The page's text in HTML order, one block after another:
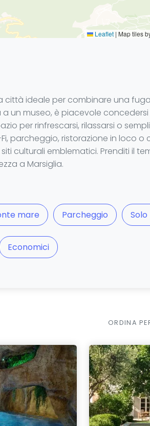
Leaflet | Map tiles
ideale per combinare una
un museo, è piacevole
per rinfrescarsi, rilassarsi o
parcheggio, ristorazione in loco
culturali emblematici. Prenditi il
a Marsiglia.
mare Parcheggio
Economici
ORDINA